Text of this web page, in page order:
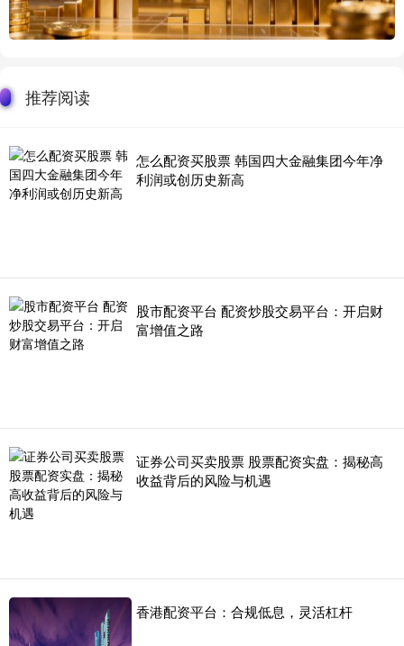
推荐阅读
怎么配资买股票 韩国四大金融集团今年净
利润或创历史新高
股市配资平台 配资炒股交易平台：开启财
富增值之路
证券公司买卖股票 股票配资实盘：揭秘高
收益背后的风险与机遇
香港配资平台：合规低息，灵活杠杆